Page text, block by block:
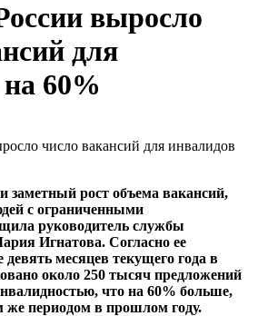
выросло
для
60%
заметный рост объема вакансий,
с ограниченными
руководитель службы
Игнатова. Согласно ее
девять месяцев текущего года в
около 250 тысяч предложений
что на 60% больше,
же периодом в прошлом году.